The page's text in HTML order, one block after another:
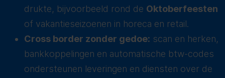
drukte, bijvoorbeeld rond de Oktoberfeesten
of vakantieseizoenen in horeca en retail.
Cross border zonder gedoe: scan en herken,
bankkoppelingen en automatische btw-codes
ondersteunen leveringen en diensten over de